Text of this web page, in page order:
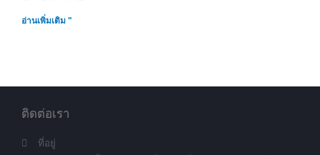
อ่านเพิ่มเติม "
ติดต่อเรา
ที่อยู่